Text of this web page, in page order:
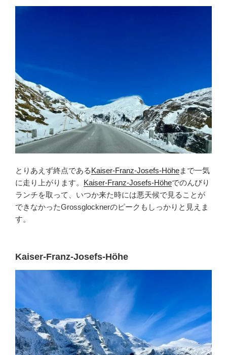
とりあえず終点であるKaiser-Franz-Josefs-Höheまで一気
に走り上がります。 Kaiser-Franz-Josefs-Höheでのんびり
ランチを取って、いつか来た時には悪天候で見ることが
できなかったGrossglocknerのピークもしっかりと見えま
す。
Kaiser-Franz-Josefs-Höhe